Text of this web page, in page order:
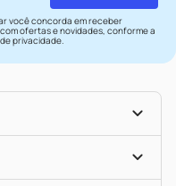
você concorda em receber
ofertas e novidades, conforme a
privacidade.